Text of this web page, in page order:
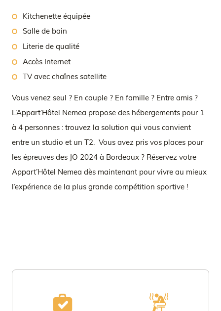
Kitchenette équipée
Salle de bain
Literie de qualité
Accès Internet
TV avec chaînes satellite
Vous venez seul ? En couple ? En famille ? Entre amis ?
L’Appart’Hôtel Nemea propose des hébergements pour 1
à 4 personnes : trouvez la solution qui vous convient
entre un studio et un T2. Vous avez pris vos places pour
les épreuves des JO 2024 à Bordeaux ? Réservez votre
Appart’Hôtel Nemea dès maintenant pour vivre au mieux
l’expérience de la plus grande compétition sportive !